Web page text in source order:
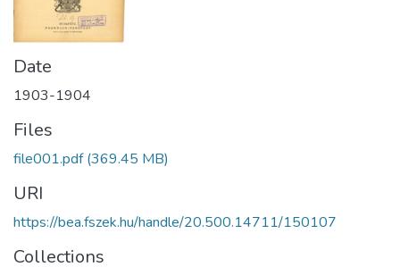
Date
1903-1904
Files
file001.pdf(369.45 MB)
URI
https://bea.fszek.hu/handle/20.500.14711/150107
Collections